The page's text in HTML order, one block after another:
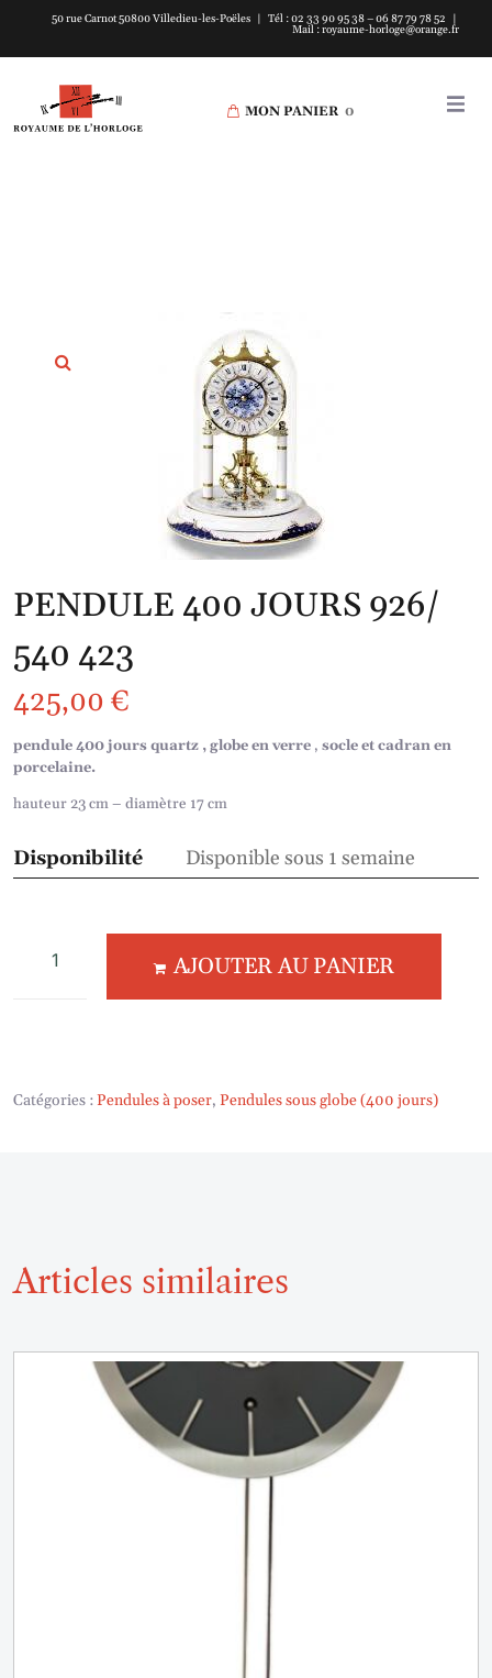
50 rue Carnot 50800 Villedieu-les-Poëles | Tél : 02 33 90 95 38 – 06 87 79 78 52 |
Mail : royaume-horloge@orange.fr
MON PANIER 0
PENDULE 400 JOURS 926/
540 423
425,00 €
pendule 400 jours quartz , globe en verre , socle et cadran en
porcelaine.
hauteur 23 cm – diamètre 17 cm
Disponibilité Disponible sous 1 semaine
AJOUTER AU PANIER
Catégories :Pendules à poser, Pendules sous globe (400 jours)
Articles similaires